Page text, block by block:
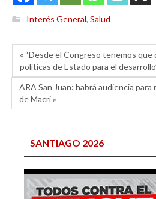
Interés General, Salud
« “Desde el Congreso tenemos que
políticas de Estado para el
ARA San Juan: habrá audiencia
de Macri »
SANTIAGO 2026